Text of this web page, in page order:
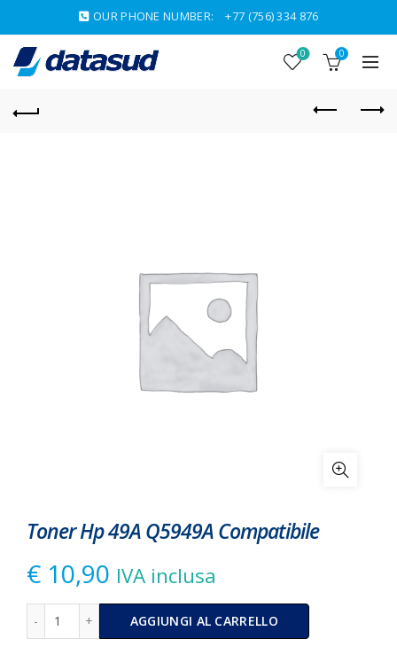
OUR PHONE NUMBER: +77 (756) 334 876
0 0
Toner Hp 49A Q5949A Compatibile
€ 10,90 IVA inclusa
Toner Hp 49A Q5949A Compatibile quantità
AGGIUNGI AL CARRELLO
Alternative: